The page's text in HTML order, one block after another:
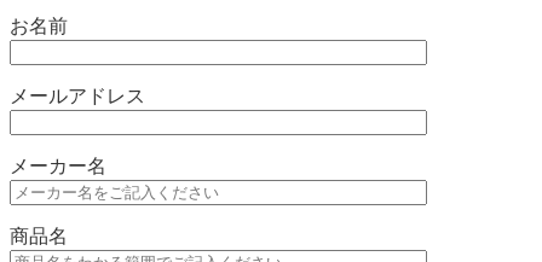
お名前
メールアドレス
メーカー名
商品名